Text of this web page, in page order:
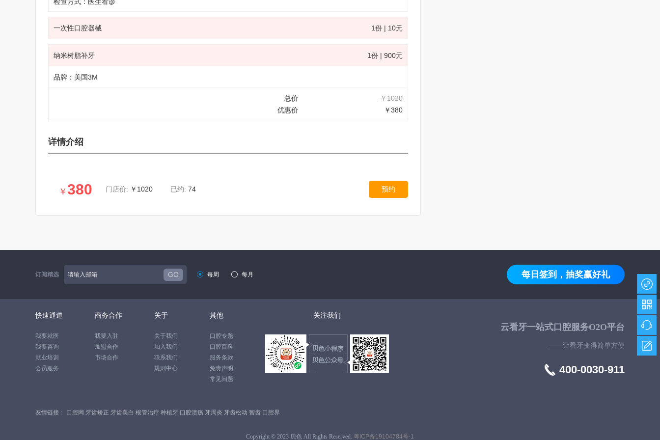
一次性口腔器械 1份 | 10元
纳米树脂补牙 1份 | 900元
品牌：美国3M
总价
￥1020
优惠价
￥380
详情介绍
￥ 380 门店价: ￥1020 已约: 74 预约
订阅精选 GO  每周  每月 每日签到，抽奖赢好礼
快速通道
我要就医
我要咨询
就业培训
会员服务
商务合作
我要入驻
加盟合作
市场合作
关于
关于我们
加入我们
联系我们
规则中心
其他
口腔专题
口腔百科
服务条款
免责声明
常见问题
关注我们
云看牙一站式口腔服务O2O平台
——让看牙变得简单方便
400-0030-911
友情链接： 口腔网 牙齿矫正 牙齿美白 根管治疗 种植牙 口腔溃疡 牙周炎 牙齿松动 智齿 口腔界
Copyright © 2023 贝色 All Rights Reserved. 粤ICP备19104784号-1